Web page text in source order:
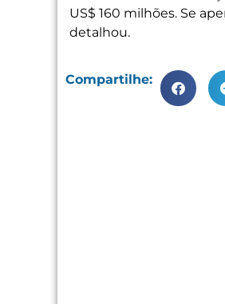
US$ 160 milhões. Se
detalhou.
Compartilhe: